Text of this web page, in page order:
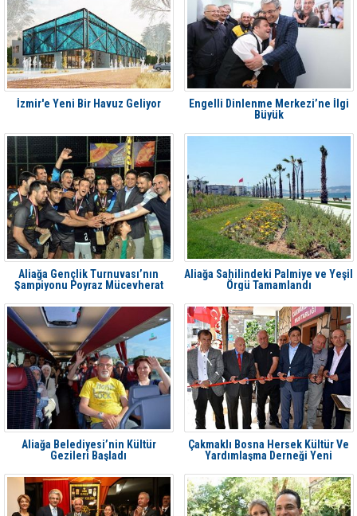
İzmir'e Yeni Bir Havuz Geliyor
Engelli Dinlenme Merkezi’ne İlgi
Büyük
Aliağa Gençlik Turnuvası’nın
Şampiyonu Poyraz Mücevherat
Aliağa Sahilindeki Palmiye ve Yeşil
Örgü Tamamlandı
Aliağa Belediyesi’nin Kültür
Gezileri Başladı
Çakmaklı Bosna Hersek Kültür Ve
Yardımlaşma Derneği Yeni